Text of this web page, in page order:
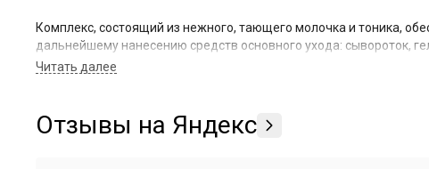
Комплекс, состоящий из нежного, тающего молочка и тоника,
дальнейшему нанесению средств основного ухода: сывороток,
успокаивают, смягчают и увлажняют ее, нормализуют
противовоспалительными, регенерирующими и
Отзывы на Яндекс